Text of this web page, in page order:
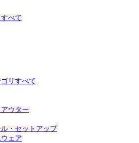
べて
リすべて
ウター
・セットアップ
ェア